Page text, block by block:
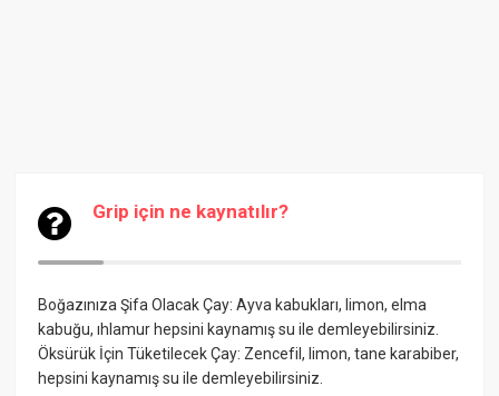
Grip için ne kaynatılır?
Boğazınıza Şifa Olacak Çay: Ayva kabukları, limon, elma
kabuğu, ıhlamur hepsini kaynamış su ile demleyebilirsiniz.
Öksürük İçin Tüketilecek Çay: Zencefil, limon, tane karabiber,
hepsini kaynamış su ile demleyebilirsiniz.